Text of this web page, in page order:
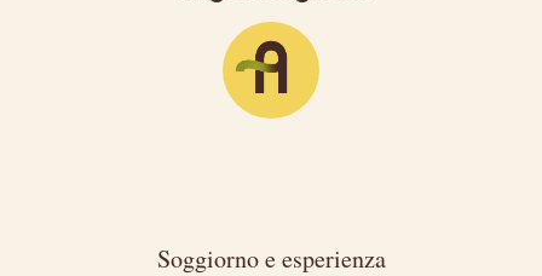
Soggiorno e esperienza